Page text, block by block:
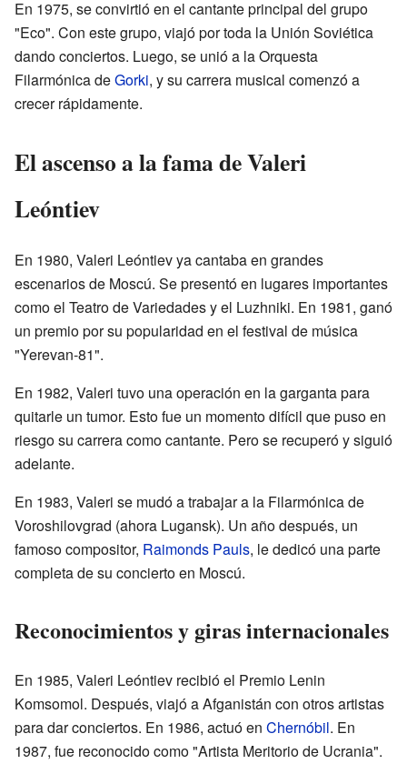
En 1975, se convirtió en el cantante principal del grupo
"Eco". Con este grupo, viajó por toda la Unión Soviética
dando conciertos. Luego, se unió a la Orquesta
Filarmónica deGorki, y su carrera musical comenzó a
crecer rápidamente.
El ascenso a la fama de Valeri
Leóntiev
En 1980, Valeri Leóntiev ya cantaba en grandes
escenarios de Moscú. Se presentó en lugares importantes
como el Teatro de Variedades y el Luzhniki. En 1981, ganó
un premio por su popularidad en el festival de música
"Yerevan-81".
En 1982, Valeri tuvo una operación en la garganta para
quitarle un tumor. Esto fue un momento difícil que puso en
riesgo su carrera como cantante. Pero se recuperó y siguió
adelante.
En 1983, Valeri se mudó a trabajar a la Filarmónica de
Voroshilovgrad (ahora Lugansk). Un año después, un
famoso compositor, Raimonds Pauls, le dedicó una parte
completa de su concierto en Moscú.
Reconocimientos y giras internacionales
En 1985, Valeri Leóntiev recibió el Premio Lenin
Komsomol. Después, viajó a Afganistán con otros artistas
para dar conciertos. En 1986, actuó en Chernóbil. En
1987, fue reconocido como "Artista Meritorio de Ucrania".